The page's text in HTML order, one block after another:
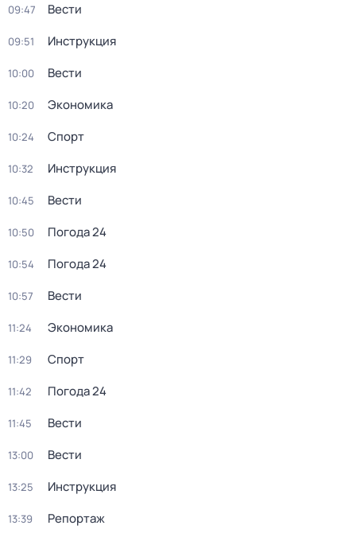
09:47 Вести
09:51 Инструкция
10:00 Вести
10:20 Экономика
10:24 Спорт
10:32 Инструкция
10:45 Вести
10:50 Погода 24
10:54 Погода 24
10:57 Вести
11:24 Экономика
11:29 Спорт
11:42 Погода 24
11:45 Вести
13:00 Вести
13:25 Инструкция
13:39 Репортаж